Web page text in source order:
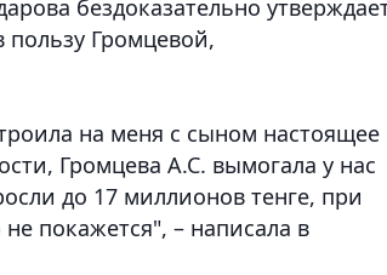
бездоказательно
пользу Громцевой,
на меня с сыном настоящее
Громцева А.С. вымогала у нас
до 17 миллионов тенге, при
покажется", – написала в